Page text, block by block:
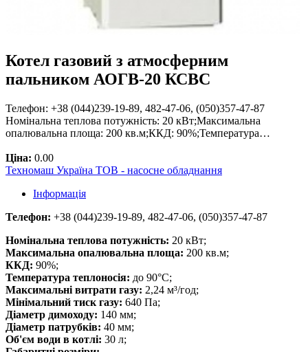
Котел газовий з атмосферним
пальником АОГВ-20 КСВC
Телефон: +38 (044)239-19-89, 482-47-06, (050)357-47-87
Номінальна теплова потужність: 20 кВт;Максимальна
опалювальна площа: 200 кв.м;ККД: 90%;Температура…
Ціна: 0.00
Техномаш Україна ТОВ - насосне обладнання
Інформація
Телефон: +38 (044)239-19-89, 482-47-06, (050)357-47-87
Номінальна теплова потужність: 20 кВт;
Максимальна опалювальна площа: 200 кв.м;
ККД: 90%;
Температура теплоносія: до 90°C;
Максимальні витрати газу: 2,24 м³/год;
Мінімальний тиск газу: 640 Па;
Діаметр димоходу: 140 мм;
Діаметр патрубків: 40 мм;
Об'єм води в котлі: 30 л;